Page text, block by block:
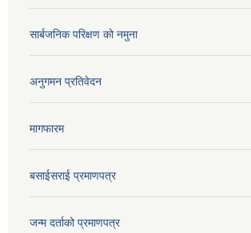
सार्बजनिक परिक्षण को नमुना
अनुगमन प्रतिवेदन
मागफारम
बसाईसराई प्रमाणपत्र
जन्म दर्ताको प्रमाणपत्र